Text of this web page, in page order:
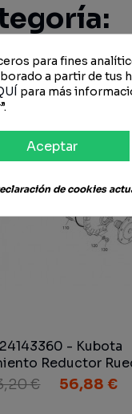
- Kubota
Reductor
Eje Delantero
€ 56,88 €
para fines
a partir de tus
para más
Aceptar
de cookies